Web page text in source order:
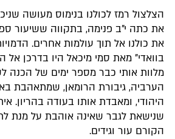
הצלצול רמז לכולנו בנימוס מעושה
את כתה י"ב פנימה, בתקווה ששיעור
את כולנו אל תוך עולמות אחרים.
בוואדי" מאת סמי מיכאל היו בדרכן אל
מלוות אותי כבר מספר ימים של הכנה
הערביה, גיבורת הרומאן, שמתאהבת
היהודי, ומאבדת אותו בעודה בהריון.
שנישאת לגבר שאינה אוהבת על מנת
הקורם עור וגידים.